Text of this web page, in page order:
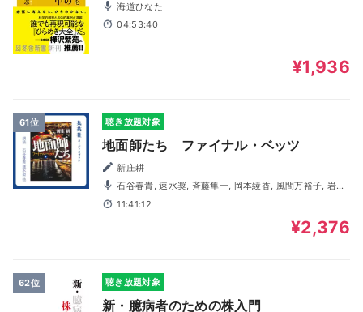
海道ひなた
04:53:40
¥1,936
61位 聴き放題対象
地面師たち ファイナル・ベッツ
新庄耕
石谷春貴, 速水奨, 斉藤隼一, 岡本綾香, 風間万裕子, 岩河
拓吾, 西垣俊作, 金光宣明, 吉田麻実, 河西健吾, 篠原孝太朗
11:41:12
¥2,376
62位 聴き放題対象
新・臆病者のための株入門